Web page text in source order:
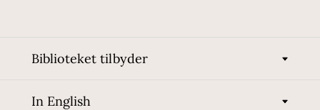
Biblioteket tilbyder
In English